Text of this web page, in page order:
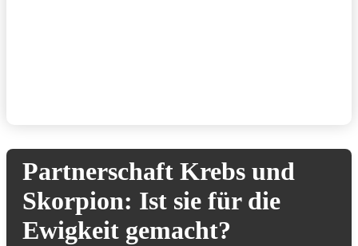
Partnerschaft Krebs und
Skorpion: Ist sie für die
Ewigkeit gemacht?